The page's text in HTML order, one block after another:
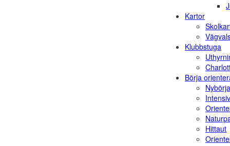
Kartor
Klubbstuga
Börja
Hittaut